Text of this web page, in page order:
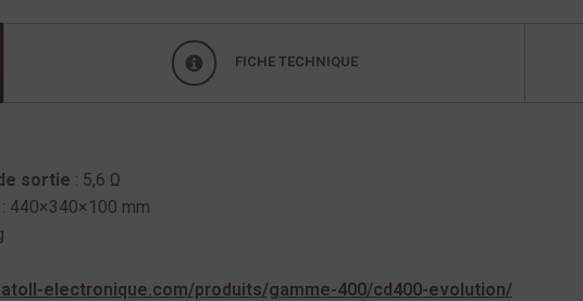
FICHE TECHNIQUE
sortie : 5,6 Ω
: 440×340×100 mm
electronique.com/produits/gamme-400/cd400-evolution/